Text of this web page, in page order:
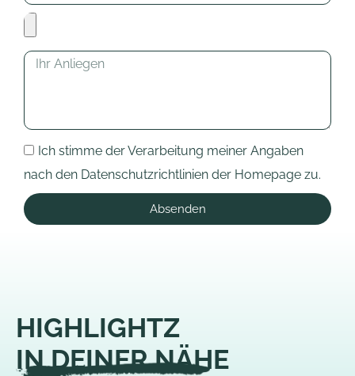
Ich stimme der Verarbeitung meiner Angaben
nach den Datenschutzrichtlinien der Homepage zu.
Absenden
HIGHLIGHTZ
IN DEINER NÄHE